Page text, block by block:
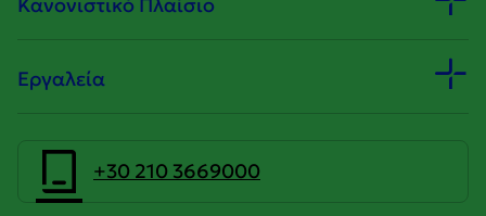
Εργαλεία
+30 210 3669000